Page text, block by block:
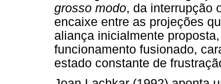
grosso modo, da interrupção
encaixe entre as projeções
aliança inicialmente
funcionamento fusionado,
estado constante de